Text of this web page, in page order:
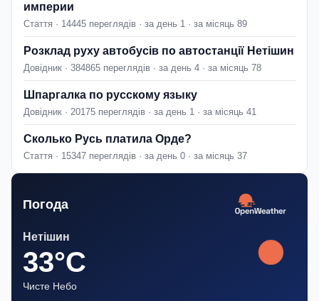
империи
Стаття · 14445 переглядів · за день 1 · за місяць 89
Розклад руху автобусів по автостанції Нетішин
Довідник · 384865 переглядів · за день 4 · за місяць 78
Шпаргалка по русскому языку
Довідник · 20175 переглядів · за день 1 · за місяць 41
Сколько Русь платила Орде?
Стаття · 15347 переглядів · за день 0 · за місяць 37
Погода
Нетішин
33°C
Чисте Небо